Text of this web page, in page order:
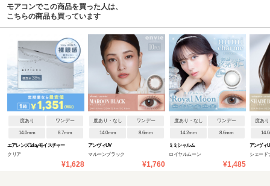
モアコンでこの商品を買った人は、
こちらの商品も買っています
度あり ワンデー
14.0mm 8.7mm
エアレンズ 1day モイスチャー
クリア
¥1,628
度あり・なし ワンデー
14.0mm 8.6mm
アンヴィUV
マルーンブラック
¥1,760
度あり・なし ワンデー
14.2mm 8.6mm
ミミシャルム
ロイヤルムーン
¥1,485
度あ
アンヴィ
シェード